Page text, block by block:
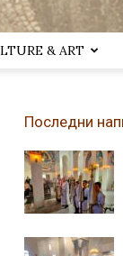
& ART
Последни